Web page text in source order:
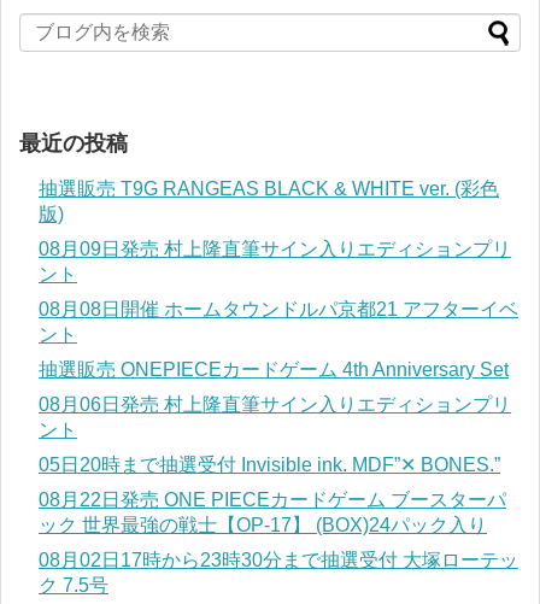
最近の投稿
抽選販売 T9G RANGEAS BLACK & WHITE ver. (彩色
版)
08月09日発売 村上隆直筆サイン入りエディションプリ
ント
08月08日開催 ホームタウンドルパ京都21 アフターイベ
ント
抽選販売 ONEPIECEカードゲーム 4th Anniversary Set
08月06日発売 村上隆直筆サイン入りエディションプリ
ント
05日20時まで抽選受付 Invisible ink. MDF”✕ BONES.”
08月22日発売 ONE PIECEカードゲーム ブースターパ
ック 世界最強の戦士【OP-17】 (BOX)24パック入り
08月02日17時から23時30分まで抽選受付 大塚ローテッ
ク 7.5号